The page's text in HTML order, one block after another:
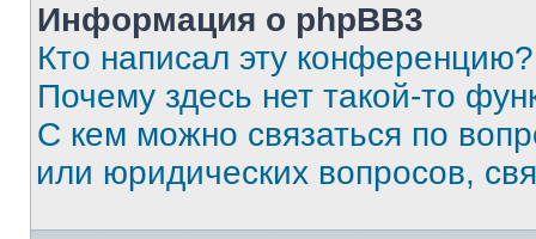
Информация о phpBB3
Кто написал эту конференцию?
Почему здесь нет такой-то
С кем можно связаться по
или юридических вопросов,